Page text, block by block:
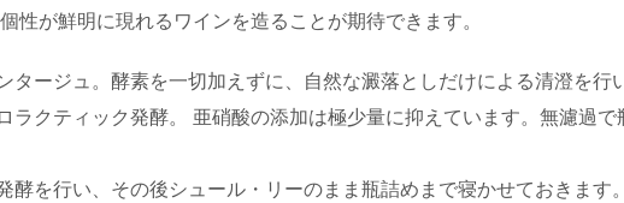
性が鮮明に現れるワインを造ることが期待できます。
ージュ。酵素を一切加えずに、自然な澱落としだけによる清澄を行
ラクティック発酵。 亜硝酸の添加は極少量に抑えています。無濾過
を行い、その後シュール・リーのまま瓶詰めまで寝かせておきます。